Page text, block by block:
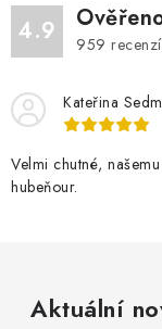
4.9 959
Kateřina
Velmi chutné,
hubeňour.
Aktuální